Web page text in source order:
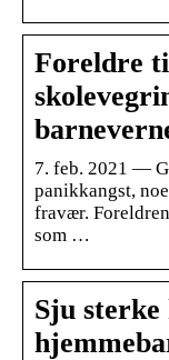
Foreldre
7. feb. 2021 —
panikkangst,
fravær.
som …
Sju